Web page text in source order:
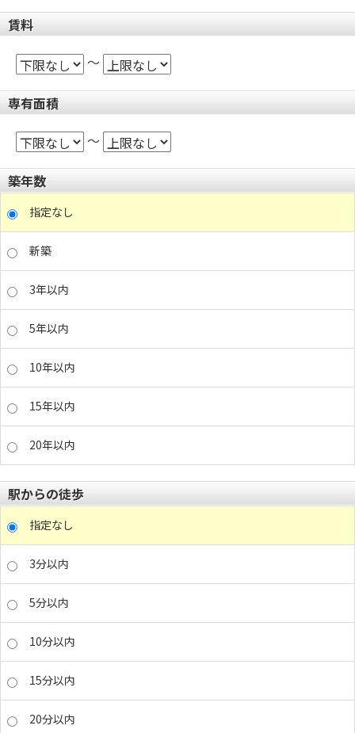
賃料
～
専有面積
～
築年数
指定なし
新築
3年以内
5年以内
10年以内
15年以内
20年以内
駅からの徒歩
指定なし
3分以内
5分以内
10分以内
15分以内
20分以内